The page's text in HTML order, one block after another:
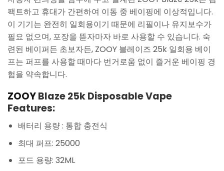
팩트하고 휴대가 간편하여 이동 중 베이핑에 이상적입니다.
이 기기는 완전히 일회용이기 때문에 리필이나 유지보수가
필요 없으며, 포장을 뜯자마자 바로 사용할 수 있습니다. 숙
련된 베이퍼든 초보자든, ZOOY 블레이즈 25k 일회용 베이
프는 퍼프를 사용할 때마다 번거로움 없이 즐거운 베이핑 경
험을 약속합니다.
ZOOYBlaze 25k Disposable Vape
Features:
배터리 용량 : 통합 충전식
최대 퍼프: 25000
포드 용량: 32ML